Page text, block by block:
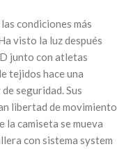
condiciones más
visto la luz después
junto con atletas
tejidos hace una
seguridad. Sus
libertad de movimiento
la camiseta se mueva
con sistema system